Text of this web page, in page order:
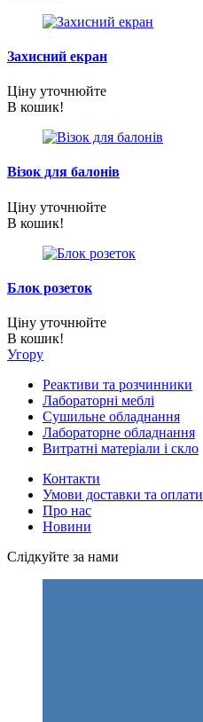
Захисний екран
Ціну уточнюйте
В кошик!
Візок для балонів
Ціну уточнюйте
В кошик!
Блок розеток
Ціну уточнюйте
В кошик!
Угору
Реактиви та розчинники
Лабораторні меблі
Сушильне обладнання
Лабораторне обладнання
Витратні матеріали і скло
Контакти
Умови доставки та оплати
Про нас
Новини
Слідкуйте за нами